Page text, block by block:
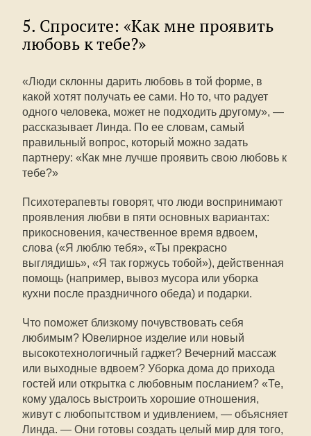
5. Спросите: «Как мне проявить
любовь к тебе?»
«Люди склонны дарить любовь в той форме, в
какой хотят получать ее сами. Но то, что радует
одного человека, может не подходить другому», —
рассказывает Линда. По ее словам, самый
правильный вопрос, который можно задать
партнеру: «Как мне лучше проявить свою любовь к
тебе?»
Психотерапевты говорят, что люди воспринимают
проявления любви в пяти основных вариантах:
прикосновения, качественное время вдвоем,
слова («Я люблю тебя», «Ты прекрасно
выглядишь», «Я так горжусь тобой»), действенная
помощь (например, вывоз мусора или уборка
кухни после праздничного обеда) и подарки.
Что поможет близкому почувствовать себя
любимым? Ювелирное изделие или новый
высокотехнологичный гаджет? Вечерний массаж
или выходные вдвоем? Уборка дома до прихода
гостей или открытка с любовным посланием? «Те,
кому удалось выстроить хорошие отношения,
живут с любопытством и удивлением, — объясняет
Линда. — Они готовы создать целый мир для того,